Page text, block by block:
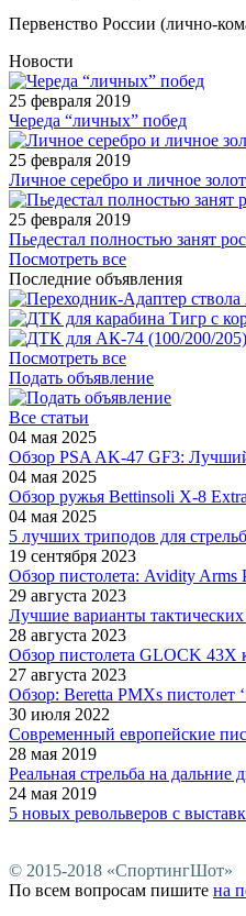
Первенство России (лично-
Новости
25 февраля 2019
Череда “личных” побед
25 февраля 2019
Личное серебро и личное
25 февраля 2019
Пьедестал полностью занят
Посмотреть все
Последние объявления
Посмотреть все
Подать объявление
Все статьи
04 мая 2025
Обзор PSA AK-47 GF3:
04 мая 2025
Обзор ружья Bettinsoli X-8
04 мая 2025
5 лучших триподов для
19 сентября 2023
Обзор пистолета: Avidity Arms
29 августа 2023
Лучшие варианты
28 августа 2023
Обзор пистолета GLOCK 43X
27 августа 2023
Обзор: Beretta PMXs пистолет
30 июля 2022
Современный европейские
28 мая 2019
Реальная стрельба на
24 мая 2019
5 новых револьверов с
© 2015-2018 «СпортингШот»
По всем вопросам пишите на